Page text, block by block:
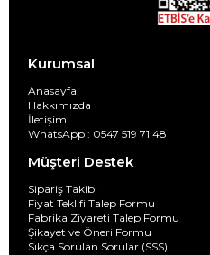
Kurumsal
Anasayfa
Hakkımızda
İletişim
WhatsApp : 0547 519 71 48
Müşteri Destek
Sipariş Takibi
Fiyat Teklifi Talep Formu
Fabrika Ziyareti Talep Formu
Şikayet ve Öneri Formu
Sıkça Sorulan Sorular (SSS)